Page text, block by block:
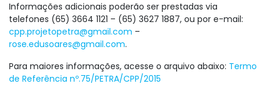
Informações adicionais poderão ser prestadas via
telefones (65) 3664 1121 – (65) 3627 1887, ou por e-mail:
cpp.projetopetra@gmail.com –
rose.edusoares@gmail.com.
Para maiores informações, acesse o arquivo abaixo: Termo
de Referência nº.75/PETRA/CPP/2015